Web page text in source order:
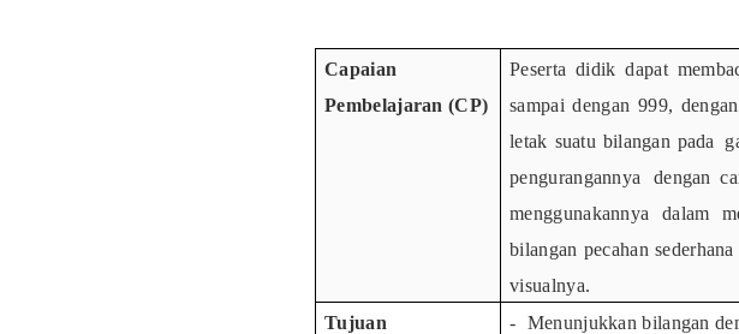
Capaian
Pembelajaran (CP)
Peserta didik dapat
sampai dengan 999,
letak suatu bilangan pada
pengurangannya
dengan
menggunakannya dalam
bilangan pecahan
visualnya.
Tujuan
- Menunjukkan bilangan